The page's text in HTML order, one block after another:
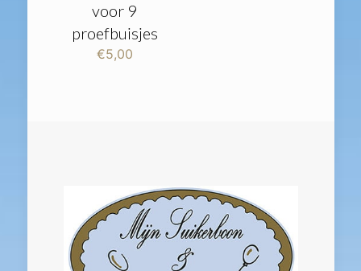
voor 9
proefbuisjes
€5,00